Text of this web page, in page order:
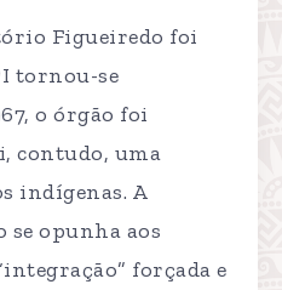
Figueiredo foi
tornou-se
o órgão foi
contudo, uma
indígenas. A
opunha aos
forçada e